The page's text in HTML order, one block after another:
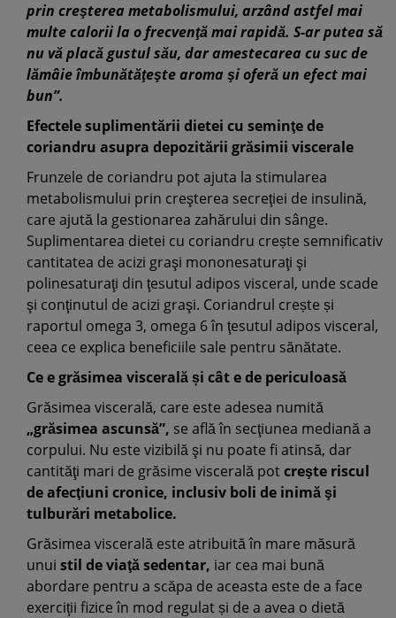
prin creşterea metabolismului, arzând astfel mai
multe calorii la o frecvenţă mai rapidă. S-ar putea să
nu vă placă gustul său, daramestecarea cu suc de
lămâie îmbunătăţeşte aroma şi oferă un efect mai
bun”.
Efectele suplimentării dietei cu seminţe de
coriandru asupra depozitării grăsimii viscerale
Frunzele de coriandru pot ajuta la stimularea
metabolismului prin creşterea secreţiei de insulină,
care ajută la gestionarea zahărului din sânge.
Suplimentarea dietei cu coriandru crește semnificativ
cantitatea de acizi graşi mononesaturaţi şi
polinesaturaţi din ţesutul adipos visceral, unde scade
şi conţinutul de acizi graşi. Coriandrul crește și
raportul omega 3, omega 6 în ţesutul adipos visceral,
ceea ce explica beneficiile sale pentru sănătate.
Ce e grăsimea viscerală și cât e de periculoasă
Grăsimea viscerală, care este adesea numită
„grăsimea ascunsă”, se află în secţiunea mediană a
corpului. Nu este vizibilă şi nu poate fi atinsă, dar
cantităţi mari de grăsime viscerală potcreşte riscul
de afecţiuni cronice, inclusiv boli de inimă şi
tulburări metabolice.
Grăsimea viscerală este atribuită în mare măsură
unui stil de viaţă sedentar, iar cea mai bună
abordare pentru a scăpa de aceasta este de a face
exerciţii fizice în mod regulat și de a avea o dietă